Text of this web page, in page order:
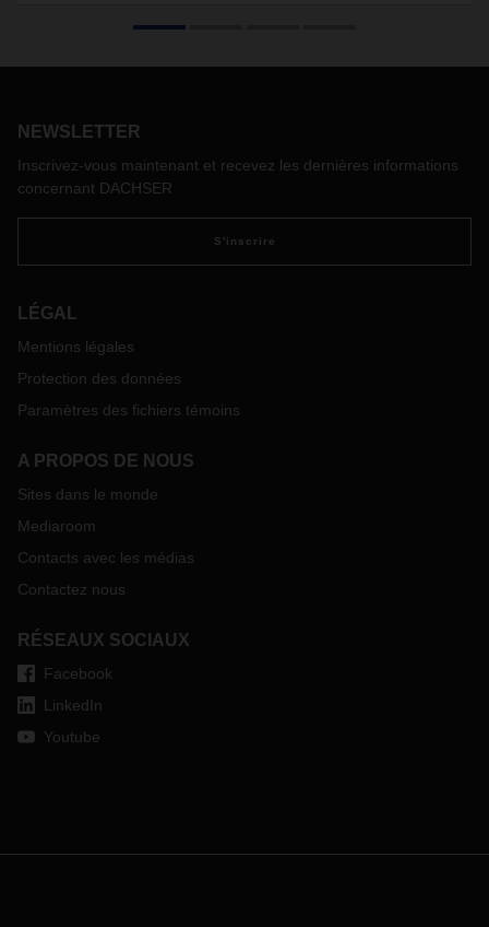
NEWSLETTER
Inscrivez-vous maintenant et recevez les dernières informations
concernant DACHSER
S'inscrire
LÉGAL
Mentions légales
Protection des données
Paramètres des fichiers témoins
A PROPOS DE NOUS
Sites dans le monde
Mediaroom
Contacts avec les médias
Contactez nous
RÉSEAUX SOCIAUX
Facebook
LinkedIn
Youtube